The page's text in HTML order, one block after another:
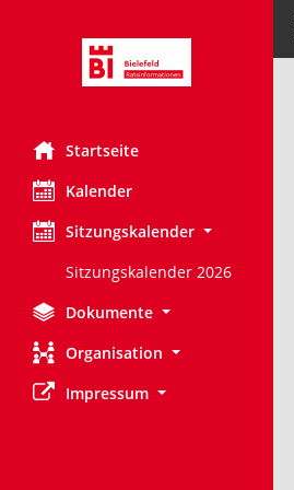
Startseite
Kalender
Sitzungskalender
Sitzungskalender 2026
Dokumente
Organisation
Impressum